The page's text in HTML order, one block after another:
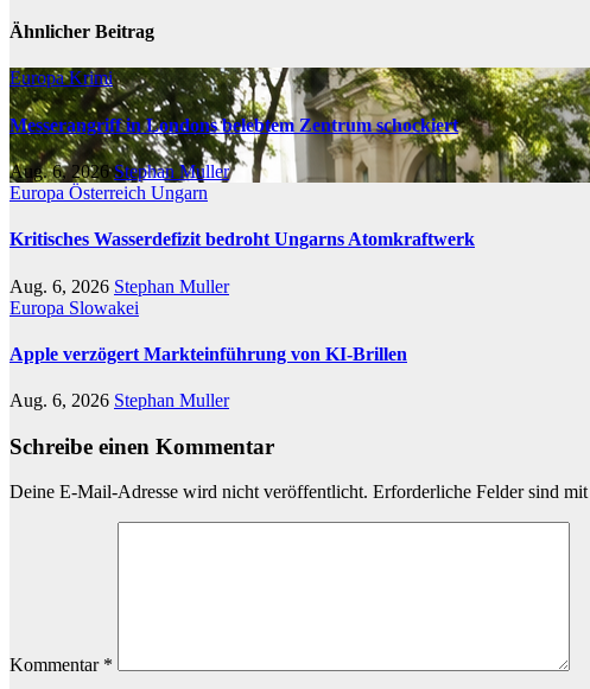
Ähnlicher Beitrag
EuropaKrimi
Messerangriff in Londons belebtem Zentrum schockiert
Aug. 6, 2026Stephan Muller
Europa Österreich Ungarn
Kritisches Wasserdefizit bedroht Ungarns Atomkraftwerk
Aug. 6, 2026 Stephan Muller
Europa Slowakei
Apple verzögert Markteinführung von KI-Brillen
Aug. 6, 2026 Stephan Muller
Schreibe einen Kommentar
Deine E-Mail-Adresse wird nicht veröffentlicht. Erforderliche Felder sind mit
Kommentar *